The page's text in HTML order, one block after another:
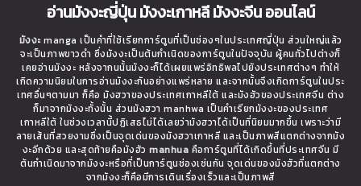
อ่านมังงะญี่ปุ่น มังงะเกาหลี มังงะจีน ออนไลน์
มังงะmanga เป็นคำที่ใช้เรียกการ์ตูนที่เป็นช่องๆในประเทศญี่ปุ่น ส่วนใหญ่แล้ว
จะเป็นภาพขาวดำ ซึ่งมังงะเป็นต้นกำเนิดของการ์ตูนในปัจจุบัน ผู้คนทั่วไปต่างก็
เคยอ่านมังงะ หลังจากนนั้นมังงะก็ได้เผยแพร่อิทธิพลไปยังประเทศต่างๆ ทำให้
เกิดความนิยมในการอ่านมังงะกันอย่างแพร่หลาย และจากนั้นจึงเกิดการ์ตูนในประ
เทศอื่นๆตามมา ก็คือ มังฮวาของประเทศเกาหลีใต้ และมังฮัวของประเทศจีน ต่าง
ก็มาจากมังงะทั้งนั้น ส่วนมังฮวา manhwa เป็นคำเรียกมังงะของประเทศ
เกาหลีใต้ ในช่วงเวลานี้ปฏิเสธไม่ได้เลยว่ามังฮวาได้เป็นที่นิยมมากขึ้น เพราะว่ามี
ลายเส้นที่สวยงามซึ่งเป็นจุดเด่นของมังฮวาเกาหลี และเป็นภาพสีแตกต่างจากมัง
งะอีกด้วย และสุดท้ายคือมังฮัว manhua คือการ์ตูนที่ได้เกิดขึ้นที่ประเทศจีน มี
ต้นกำเนิดมาจากมังงะหรือที่เป็นการ์ตูนช่องเช่นกัน จุดเด่นของมังฮัวที่แตกต่าง
จากมังงะก็คือมีการเดินเรื่องเร็วและเป็นภาพสี